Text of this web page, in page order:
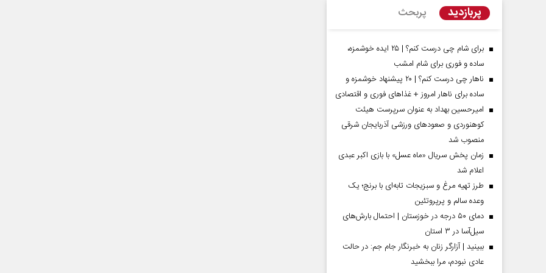
پربازدید پربحث
برای شام چی درست کنم؟ | ۲۵ ایده خوشمزه،
ساده و فوری برای شام امشب
ناهار چی درست کنم؟ | ۲۰ پیشنهاد خوشمزه و
ساده برای ناهار امروز + غذاهای فوری و اقتصادی
امیرحسین بهداد به عنوان سرپرست هیئت
کوهنوردی و صعودهای ورزشی آذربایجان شرقی
منصوب شد
زمان پخش سریال «ماه عسل» با بازی اکبر عبدی
اعلام شد
طرز تهیه مرغ و سبزیجات تابه‌ای با برنج؛ یک
وعده سالم و پرپروتئین
دمای ۵۰ درجه در خوزستان | احتمال بارش‌های
سیل‌آسا در ۳ استان
ببینید | آزارگر زنان به خبرنگار جام جم: در حالت
عادی نبودم، مرا ببخشید
صفحات نخست روزنامه ها‌ی‌سه‌شنبه ۶ مردادماه